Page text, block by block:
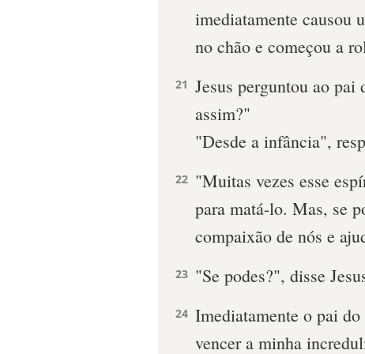
imediatamente causou
no chão e começou a
21 Jesus perguntou ao
assim?"
"Desde a infância",
22 "Muitas vezes esse
para matá-lo. Mas, se
compaixão de nós e
23 "Se podes?", disse
24 Imediatamente o pai
vencer a minha